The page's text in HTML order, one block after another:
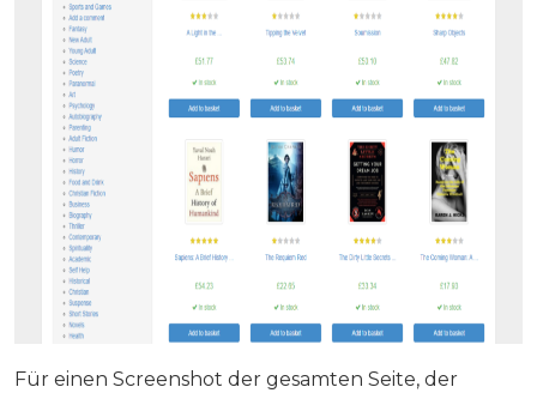
Für einen Screenshot der gesamten Seite, der